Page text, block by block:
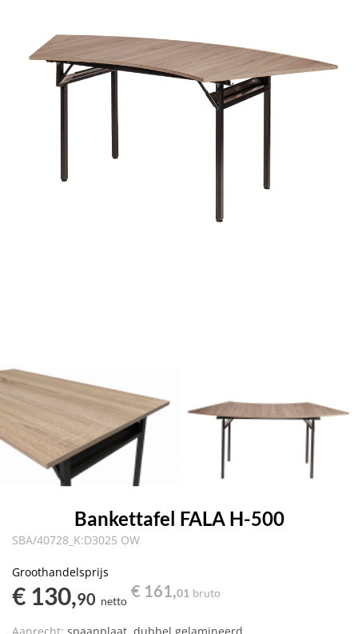
Bankettafel FALA H-500
SBA/40728_K:D3025 OW
Groothandelsprijs
€ 130,90 netto
€ 161,01 bruto